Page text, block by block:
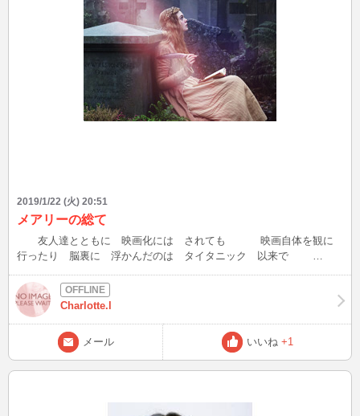
2019/1/22 (火) 20:51
メアリーの総て
友人達とともに 映画化には されても 映画自体を観に
行ったり 脳裏に 浮かんだのは タイタニック 以来で
ーの総て て ゆう 映画化 されてて 先日 １３年ぶり
に 日本に 帰って来ていた GFREND ♪＾＾ に 偶然 逢っ
たから いつも 脳裏に 浮かばない もの の 場所に 行っ
てて メアリーの 総て を 観て 帰っていて 。 。 。
て 』 で デビュー Å していて 私の 大好きな ヨーロ
Charlotte.l
メール いいね +1